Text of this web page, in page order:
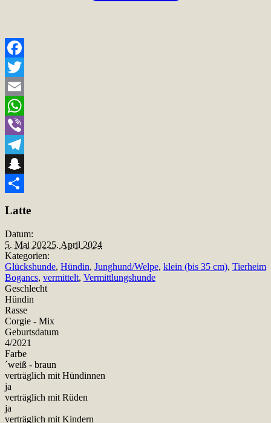
Facebook
Twitter
Email
WhatsApp
Viber
Telegram
Snapchat
Latte
Datum:
5. Mai 20225. April 2024
Kategorien:
Glückshunde, Hündin, Junghund/Welpe, klein (bis 35 cm), Tierheim
Bogancs, vermittelt, Vermittlungshunde
Geschlecht
Hündin
Rasse
Corgie - Mix
Geburtsdatum
4/2021
Farbe
´weiß - braun
verträglich mit Hündinnen
ja
verträglich mit Rüden
ja
verträglich mit Kindern